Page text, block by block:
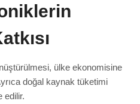
ülke ekonomisine
doğal kaynak tüketimi
edilir.